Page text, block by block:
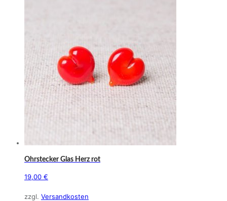
Ohrstecker Glas Herz rot
19,00 €
zzgl. Versandkosten